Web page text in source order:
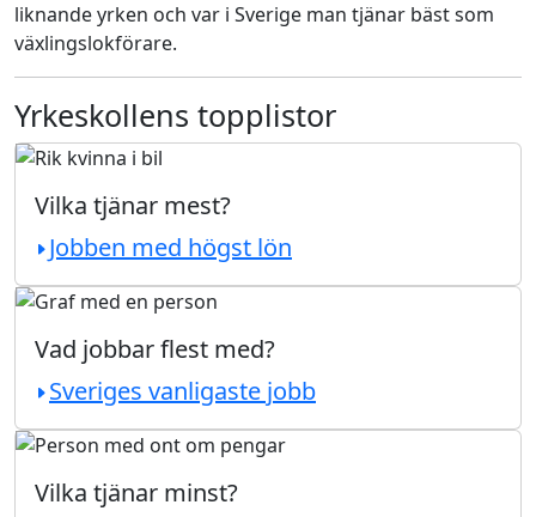
liknande yrken och var i Sverige man tjänar bäst som
växlingslokförare.
Yrkeskollens topplistor
Vilka tjänar mest?
Jobben med högst lön
Vad jobbar flest med?
Sveriges vanligaste jobb
Vilka tjänar minst?